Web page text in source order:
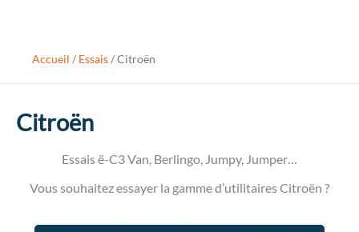
Accueil / Essais/Citroën
Citroën
Essais ë-C3 Van, Berlingo, Jumpy, Jumper…
Vous souhaitez essayer la gamme d’utilitaires Citroën ?